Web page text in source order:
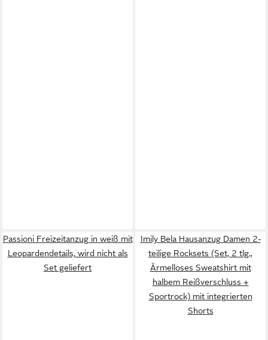
Passioni Freizeitanzug in weiß mit
Leopardendetails, wird nicht als
Set geliefert
Imily Bela Hausanzug Damen 2-
teilige Rocksets (Set, 2 tlg.,
Ärmelloses Sweatshirt mit
halbem Reißverschluss +
Sportrock) mit integrierten
Shorts